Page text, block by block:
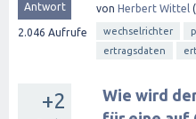
Antwort
2.046 Aufrufe
von Herbert Wittel (
wechselrichter
ertragsdaten
+2
Wie wird